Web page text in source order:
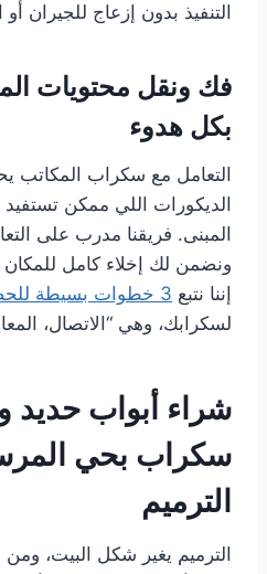
التنفيذ بدون إزعاج للجيران
فك ونقل محتويات
بكل هدوء
التعامل مع سكراب المكاتب
الديكورات اللي ممكن تستفيد
المبنى. فريقنا مدرب على
ونضمن لك إخلاء كامل
إننا نتبع 3 خطوات بسيطة للحصول على أفضل تقييم
لسكرابك، وهي “الاتصال،
شراء أبواب حديد
سكراب بحي
الترميم
الترميم يغير شكل البيت، ومن